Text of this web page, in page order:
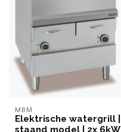
MBM
Elektrische watergrill |
staand model | 2x 6kW |